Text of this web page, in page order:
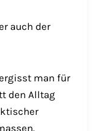
auch der
man für
den Alltag